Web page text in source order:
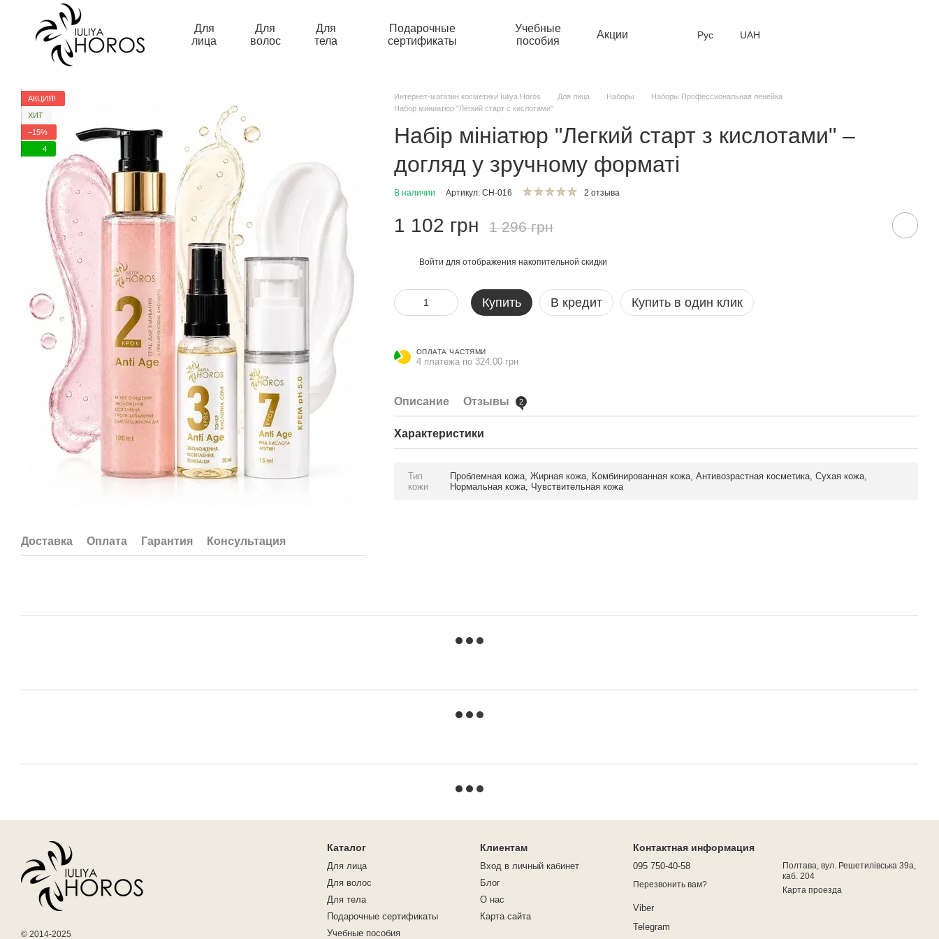
Перейти к основному контенту
Для
лица
Для
волос
Для
тела
Подарочные
сертификаты
Учебные
пособия
Акции Рус UAH
АКЦИЯ!
ХИТ
−15%
4
Доставка Оплата Гарантия Консультация
Интернет-магазин косметики Iuliya Horos Для лица Наборы
Наборы Профессиональная ленейка
Набор миниатюр "Лёгкий старт с кислотами"
Набір мініатюр "Легкий старт з кислотами" –
догляд у зручному форматі
В наличии Артикул: СН-016 2 отзыва
1 102 грн 1 296 грн
Войти для отображения накопительной скидки
Купить В кредит Купить в один клик
ОПЛАТА ЧАСТЯМИ
4 платежа по 324.00 грн
Описание Отзывы 2
Характеристики
Тип
кожи
Проблемная кожа, Жирная кожа, Комбинированная кожа, Антивозрастная косметика, Сухая кожа,
Нормальная кожа, Чувствительная кожа
© 2014-2025
Каталог
Для лица
Для волос
Для тела
Подарочные сертификаты
Учебные пособия
Клиентам
Вход в личный кабинет
Блог
О нас
Карта сайта
Контактная информация
095 750-40-58
Перезвонить вам?
Viber
Telegram
Полтава, вул. Решетилівська 39а,
каб. 204
Карта проезда